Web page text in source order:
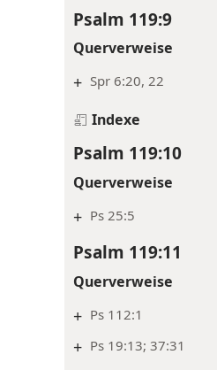
Psalm 119:9
Querverweise
+ Spr 6:20, 22
Indexe
Psalm 119:10
Querverweise
+ Ps 25:5
Psalm 119:11
Querverweise
+ Ps 112:1
+ Ps 19:13; 37:31